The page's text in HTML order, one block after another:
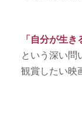
「自分が生
という深い問
観賞したい映